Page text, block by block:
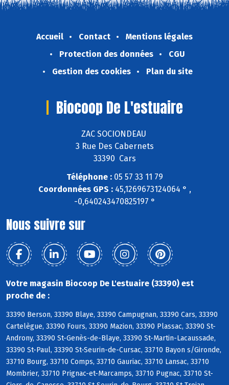
Accueil Contact
Mentions légales
Protection des données
CGU
Gestion des cookies
Plan du site
Biocoop De L'estuaire
ZAC SOCIONDEAU
3 Rue Des Cabernets
33390 Cars
Téléphone :05 57 33 11 79
Coordonnées GPS :45,1269673124064 ° ,
-0,640243470825197 °
Nous suivre sur
Votre magasin Biocoop De L'estuaire (33390) est
proche de :
33390 Berson, 33390 Blaye, 33390 Campugnan, 33390 Cars, 33390
Cartelègue, 33390 Fours, 33390 Mazion, 33390 Plassac, 33390 St-
Androny, 33390 St-Genès-de-Blaye, 33390 St-Martin-Lacaussade,
33390 St-Paul, 33390 St-Seurin-de-Cursac, 33710 Bayon s/Gironde,
33710 Bourg, 33710 Comps, 33710 Gauriac, 33710 Lansac, 33710
Mombrier, 33710 Prignac-et-Marcamps, 33710 Pugnac, 33710 St-